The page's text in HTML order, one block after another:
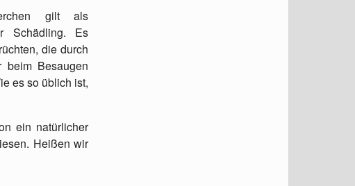
gilt als
Schädling. Es
die durch
Besaugen
es so üblich ist,
ein natürlicher
Heißen wir